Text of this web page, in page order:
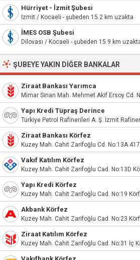
Hürriyet - İzmit Şubesi
İzmit / Kocaeli - şubeden 15.2 km uzakta
İMES OSB Şubesi
Dilovası / Kocaeli - şubeden 15.9 km
ŞUBEYE YAKIN DIĞER BANKALAR
Ziraat Bankası Yarımca
Mimar Sinan Mah. Mehmet Akif Ersoy Cd.
Yapı Kredi Tüpraş Derince
Türkiye Petrol Rafinerileri A. Ş. İzmit
Ziraat Bankası Körfez
Kuzey Mah. Cahit Zarifoğlu Cd. No:13A
Vakıf Katılım Körfez
Kuzey Mah. Cahit Zarifoğlu Cad. No:13D
Yapı Kredi Körfez
Kuzey Mah. Cahit Zarifoğlu Cad. No:19
Akbank Körfez
Kuzey Mah. Cahit Zarifoğlu Cad. No:23
Ziraat Katılım Körfez
Kuzey Mah. Cahit Zarifoğlu Cad. No:31 İç